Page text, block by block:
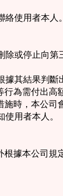
使用者本人。
除或停止向第
其結果判斷
為需付出高
時，本公司
用者本人。
據本公司規